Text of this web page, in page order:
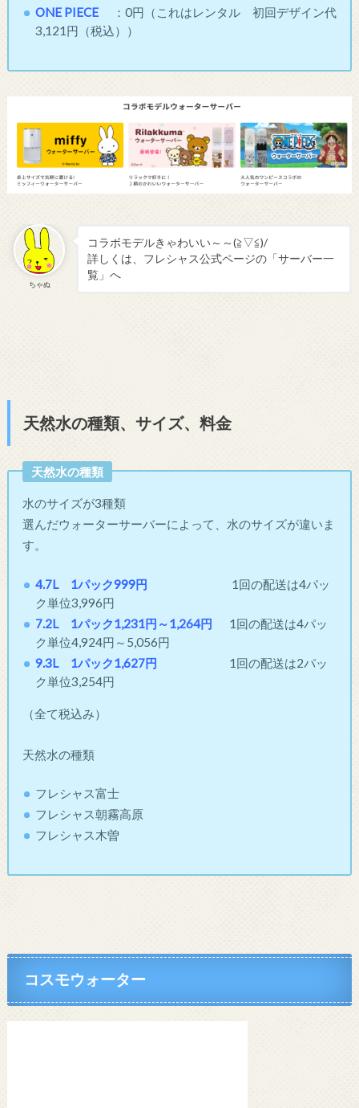
ONE PIECE
：0円（これはレンタル 初回デザイン代
3,121円（税込））
ちゃぬ
コラボモデルきゃわいい～～(≧▽≦)/
詳しくは、フレシャス公式ページの「サーバー一
覧」へ
天然水の種類、サイズ、料金
天然水の種類
水のサイズが3種類
選んだウォーターサーバーによって、水のサイズが違いま
す。
4.7L 1パック999円
1回の配送は4パッ
ク単位3,996円
7.2L 1パック1,231円～1,264円 1回の配送は4パッ
ク単位4,924円～5,056円
9.3L 1パック1,627円 1回の配送は2パッ
ク単位3,254円
（全て税込み）
天然水の種類
フレシャス富士
フレシャス朝霧高原
フレシャス木曽
コスモウォーター